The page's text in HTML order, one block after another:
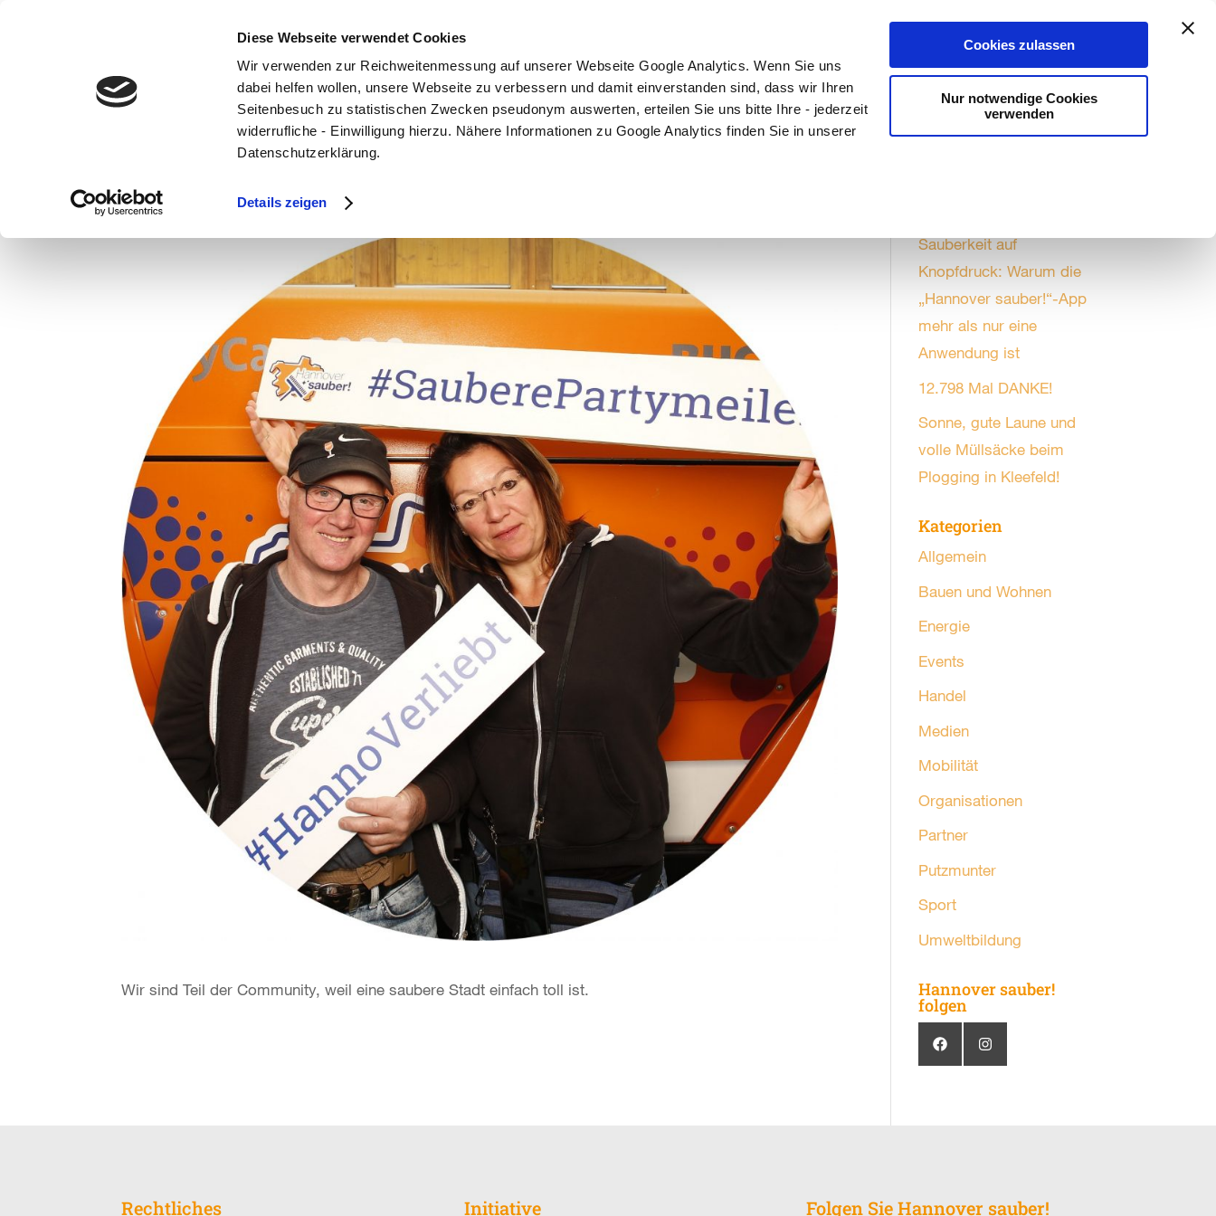
Diese Webseite verwendet Cookies
Wir verwenden zur Reichweitenmessung auf unserer Webseite Google Analytics. Wenn Sie uns
dabei helfen wollen, unsere Webseite zu verbessern und damit einverstanden sind, dass wir Ihren
Seitenbesuch zu statistischen Zwecken pseudonym auswerten, erteilen Sie uns bitte Ihre - jederzeit
widerrufliche - Einwilligung hierzu. Nähere Informationen zu Google Analytics finden Sie in unserer
Datenschutzerklärung.
Details zeigen
Cookies zulassen
Nur notwendige Cookies
verwenden
Mitmachen #kannweg Stadtreinigung
Diana Narjes
Okt. 28, 2022
Wir sind Teil der Community, weil eine saubere Stadt einfach toll ist.
Sauberkeit auf
Knopfdruck: Warum die
„Hannover sauber!“-App
mehr als nur eine
Anwendung ist
12.798 Mal DANKE!
Sonne, gute Laune und
volle Müllsäcke beim
Plogging in Kleefeld!
Kategorien
Allgemein
Bauen und Wohnen
Energie
Events
Handel
Medien
Mobilität
Organisationen
Partner
Putzmunter
Sport
Umweltbildung
Hannover sauber!
folgen
Rechtliches Initiative Folgen Sie Hannover sauber!